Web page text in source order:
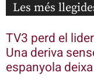
Les més
TV3 perd el
Una deriva
espanyola